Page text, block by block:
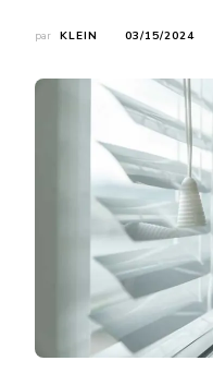
par KLEIN 03/15/2024